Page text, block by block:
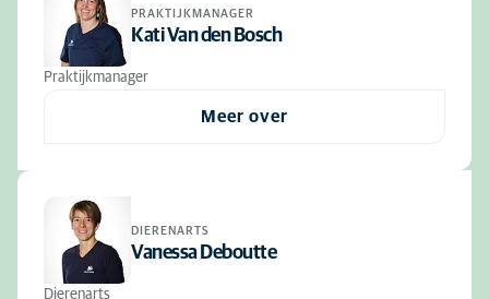
PRAKTIJKMANAGER
Kati Van den Bosch
Praktijkmanager
Meer over
DIERENARTS
Vanessa Deboutte
Dierenarts